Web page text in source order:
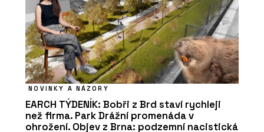
NOVINKY A NÁZORY
EARCH TÝDENÍK: Bobři z Brd staví rychleji
než firma. Park Drážní promenáda v
ohrožení. Objev z Brna: podzemní nacistická